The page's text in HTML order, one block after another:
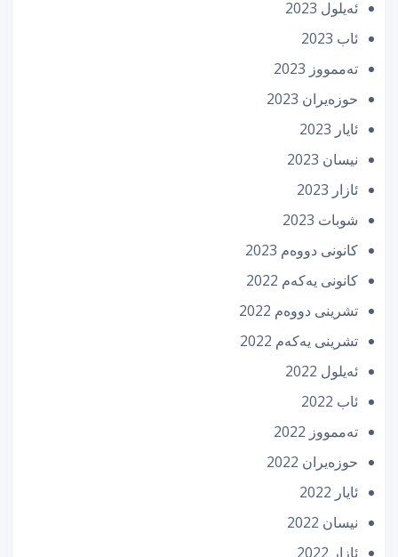
ئه‌یلول 2023
ئاب 2023
تەممووز 2023
حوزه‌یران 2023
ئایار 2023
نیسان 2023
ئازار 2023
شوبات 2023
كانونی دووه‌م 2023
كانونی یه‌كه‌م 2022
تشرینی دووه‌م 2022
تشرینی یه‌كه‌م 2022
ئه‌یلول 2022
ئاب 2022
تەممووز 2022
حوزه‌یران 2022
ئایار 2022
نیسان 2022
ئازار 2022